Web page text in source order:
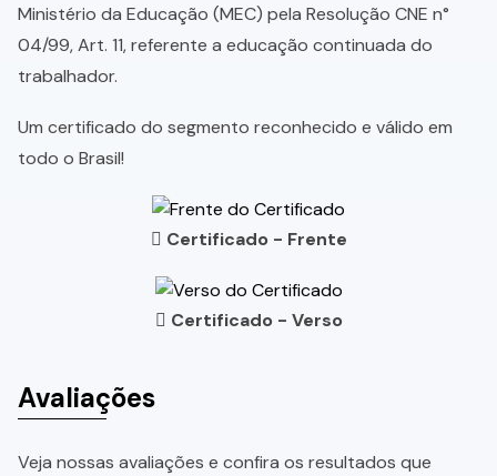
Ministério da Educação (MEC) pela Resolução CNE n°
04/99, Art. 11, referente a educação continuada do
trabalhador.
Um certificado do segmento reconhecido e válido em
todo o Brasil!
Certificado - Frente
Certificado - Verso
Avaliações
Veja nossas avaliações e confira os resultados que